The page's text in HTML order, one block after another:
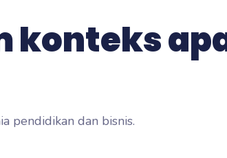
konteks
pendidikan dan bisnis.